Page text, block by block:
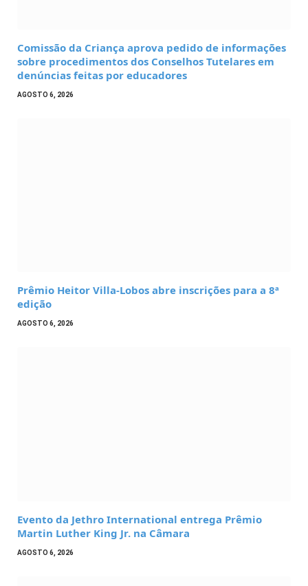
Comissão da Criança aprova pedido de informações
sobre procedimentos dos Conselhos Tutelares em
denúncias feitas por educadores
AGOSTO 6, 2026
Prêmio Heitor Villa-Lobos abre inscrições para a 8ª
edição
AGOSTO 6, 2026
Evento da Jethro International entrega Prêmio
Martin Luther King Jr. na Câmara
AGOSTO 6, 2026